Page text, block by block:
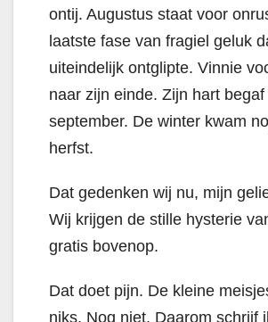
ontij. Augustus staat voor
laatste fase van fragiel geluk
uiteindelijk ontglipte. Vinnie
naar zijn einde. Zijn hart begaf
september. De winter kwam
herfst.
Dat gedenken wij nu, mijn
Wij krijgen de stille hysterie
gratis bovenop.
Dat doet pijn. De kleine
niks. Nog niet. Daarom schrijf